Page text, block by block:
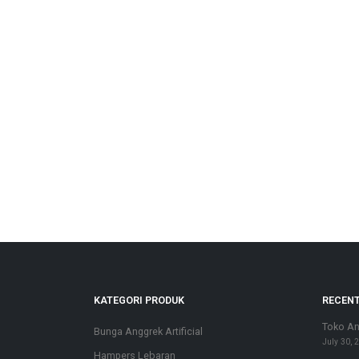
KATEGORI PRODUK
Bunga Anggrek Artificial
Hampers Lebaran
Toko
July 30,